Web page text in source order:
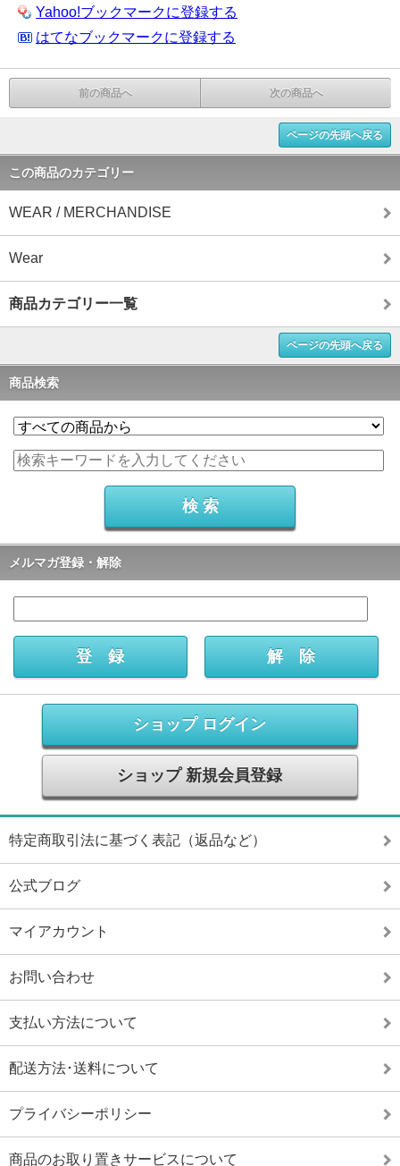
Yahoo!ブックマークに登録する
はてなブックマークに登録する
前の商品へ 次の商品へ
ページの先頭へ戻る
この商品のカテゴリー
WEAR / MERCHANDISE
Wear
商品カテゴリー一覧
ページの先頭へ戻る
商品検索
メルマガ登録・解除
ショップ ログイン
ショップ 新規会員登録
特定商取引法に基づく表記（返品など）
公式ブログ
マイアカウント
お問い合わせ
支払い方法について
配送方法･送料について
プライバシーポリシー
商品のお取り置きサービスについて